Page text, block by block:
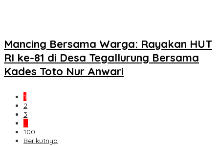
Mancing Bersama Warga: Rayakan HUT
RI ke-81 di Desa Tegallurung Bersama
Kades Toto Nur Anwari
1
2
3
…
100
Berikutnya